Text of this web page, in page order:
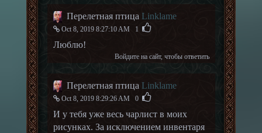
Перелетная птица Linklame
Oct 8, 2019 8:27:10 AM 1
Люблю!
Войдите на сайт, чтобы ответить
Перелетная птица Linklame
Oct 8, 2019 8:29:26 AM 0
И у тебя уже весь чарлист в моих
рисунках. За исключением инвентаря